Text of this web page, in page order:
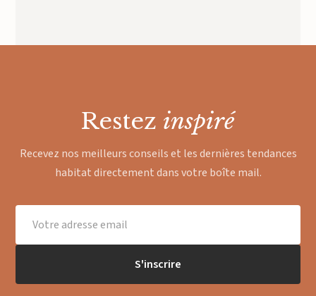
Restez inspiré
Recevez nos meilleurs conseils et les dernières tendances
habitat directement dans votre boîte mail.
S'inscrire